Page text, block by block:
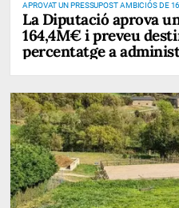
APROVAT UN PRESSUPOST AMBICIÓS DE
La Diputació aprova
164,4M€ i preveu destinar un fort
percentatge a